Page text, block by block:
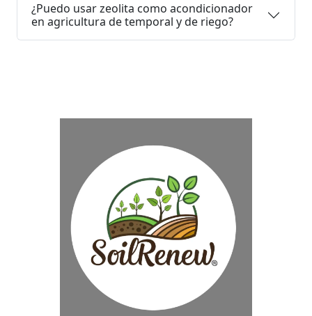
¿Puedo usar zeolita como acondicionador
en agricultura de temporal y de riego?